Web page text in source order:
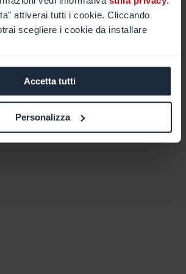
attiverai tutti i cookie. Cliccando
scegliere i cookie da installare
Accetta tutti
Personalizza